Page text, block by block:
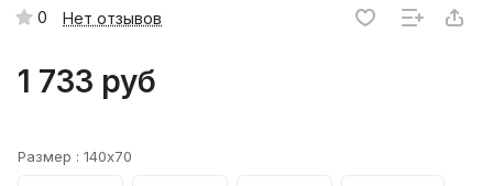
0 Нет отзывов
1 733 руб
Размер : 140x70